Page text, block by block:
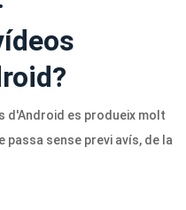
d'Android es produeix molt
sense previ avís, de la